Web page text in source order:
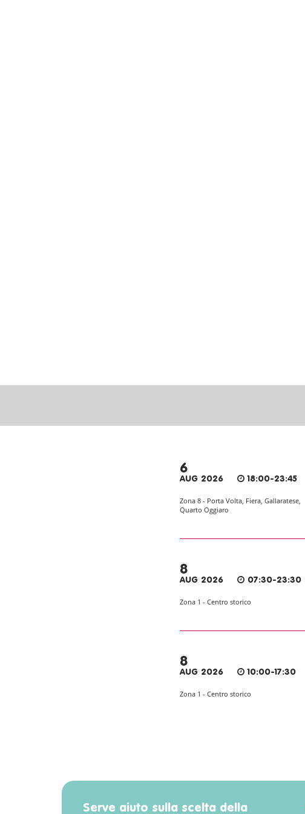
6
AUG 2026 18:00-23:45
Zona 8 - Porta Volta, Fiera, Gallaratese,
Quarto Oggiaro
8
AUG 2026 07:30-23:30
Zona 1 - Centro storico
8
AUG 2026 10:00-17:30
Zona 1 - Centro storico
Serve aiuto sulla scelta della